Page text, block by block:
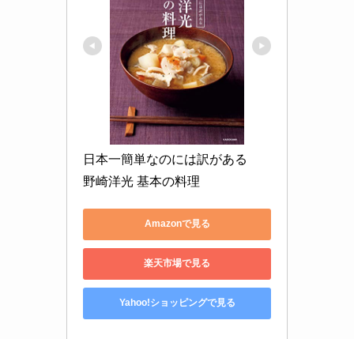
日本一簡単なのには訳がある
野崎洋光 基本の料理
Amazonで見る
楽天市場で見る
Yahoo!ショッピングで見る